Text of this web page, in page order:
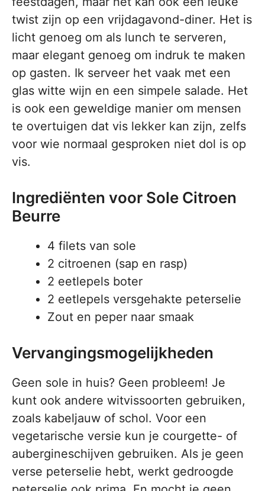
twist zijn op een vrijdagavond-diner. Het is
licht genoeg om als lunch te serveren,
maar elegant genoeg om indruk te maken
op gasten. Ik serveer het vaak met een
glas witte wijn en een simpele salade. Het
is ook een geweldige manier om mensen
te overtuigen dat vis lekker kan zijn, zelfs
voor wie normaal gesproken niet dol is op
vis.
Ingrediënten voor Sole Citroen
Beurre
4 filets van sole
2 citroenen (sap en rasp)
2 eetlepels boter
2 eetlepels versgehakte peterselie
Zout en peper naar smaak
Vervangingsmogelijkheden
Geen sole in huis? Geen probleem! Je
kunt ook andere witvissoorten gebruiken,
zoals kabeljauw of schol. Voor een
vegetarische versie kun je courgette- of
aubergineschijven gebruiken. Als je geen
verse peterselie hebt, werkt gedroogde